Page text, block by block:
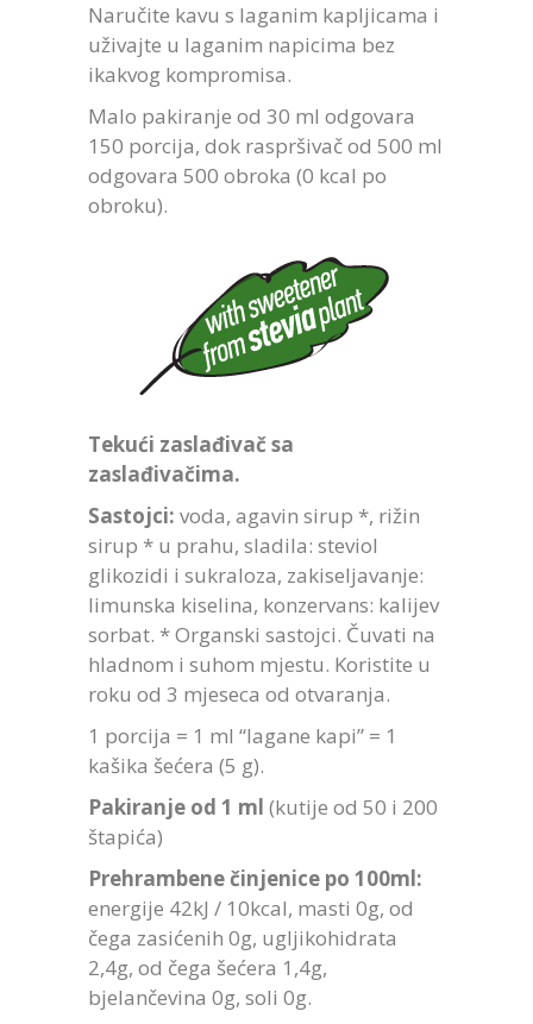
Naručite kavu s laganim kapljicama i
uživajte u laganim napicima bez
ikakvog kompromisa.
Malo pakiranje od 30 ml odgovara
150 porcija, dok raspršivač od 500 ml
odgovara 500 obroka (0 kcal po
obroku).
Tekući zaslađivač sa
zaslađivačima.
Sastojci: voda, agavin sirup *, rižin
sirup * u prahu, sladila: steviol
glikozidi i sukraloza, zakiseljavanje:
limunska kiselina, konzervans: kalijev
sorbat. * Organski sastojci. Čuvati na
hladnom i suhom mjestu. Koristite u
roku od 3 mjeseca od otvaranja.
1 porcija = 1 ml “lagane kapi” = 1
kašika šećera (5 g).
Pakiranje od 1 ml (kutije od 50 i 200
štapića)
Prehrambene činjenice po 100ml:
energije 42kJ / 10kcal, masti 0g, od
čega zasićenih 0g, ugljikohidrata
2,4g, od čega šećera 1,4g,
bjelančevina 0g, soli 0g.